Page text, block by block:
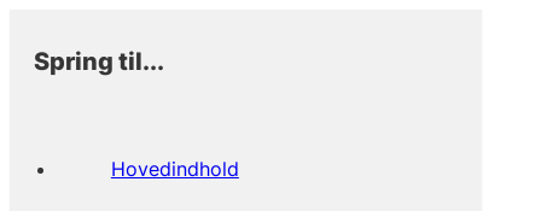
Spring til...
Hovedindhold